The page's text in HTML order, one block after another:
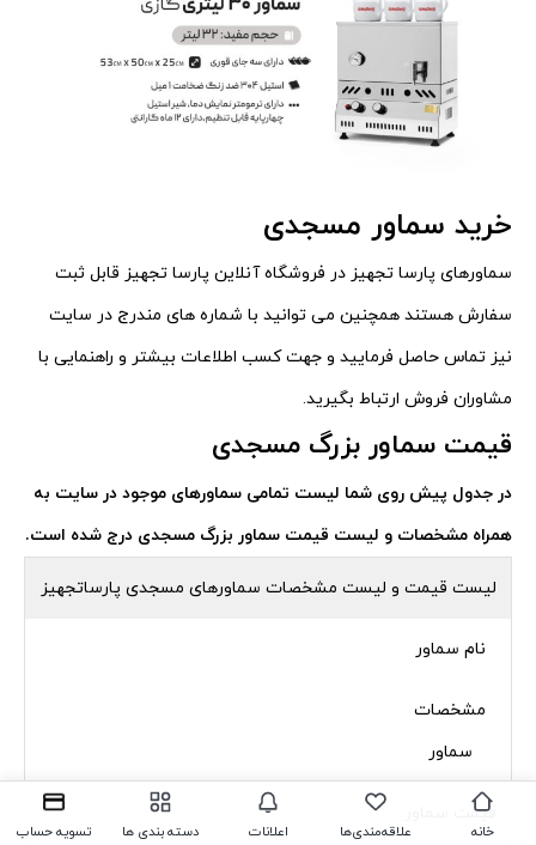
خرید سماور مسجدی
سماورهای پارسا تجهیز در فروشگاه آنلاین پارسا تجهیز قابل ثبت
سفارش هستند همچنین می توانید با شماره های مندرج در سایت
نیز تماس حاصل فرمایید و جهت کسب اطلاعات بیشتر و راهنمایی با
مشاوران فروش ارتباط بگیرید.
قیمت سماور بزرگ مسجدی
در جدول پیش روی شما لیست تمامی سماورهای موجود در سایت به
همراه مشخصات و لیست قیمت سماور بزرگ مسجدی درج شده است.
لیست قیمت و لیست مشخصات سماورهای مسجدی پارساتجهیز
نام سماور
مشخصات
سماور
قیمت سماور
خانه علاقه‌مندی‌ها اعلانات دسته بندی ها تسویه حساب